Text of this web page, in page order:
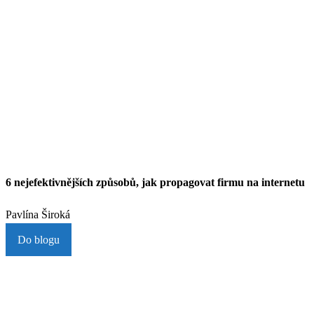
6 nejefektivnějších způsobů, jak propagovat firmu na internetu
Pavlína Široká
Do blogu